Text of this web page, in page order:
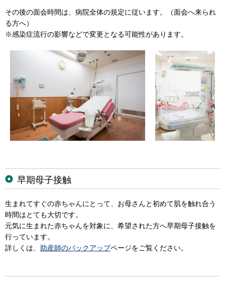
その後の面会時間は、病院全体の規定に従います。（面会へ来られ
る方へ）
※感染症流行の影響などで変更となる可能性があります。
早期母子接触
生まれてすぐの赤ちゃんにとって、お母さんと初めて肌を触れ合う
時間はとても大切です。
元気に生まれた赤ちゃんを対象に、希望された方へ早期母子接触を
行っています。
詳しくは、 助産師のバックアップページをご覧ください。